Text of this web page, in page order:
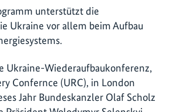
unterstützt die
Ukraine vor allem beim Aufbau
Ukraine-Wiederaufbaukonferenz,
Confernce (URC), in London
Jahr Bundeskanzler Olaf Scholz